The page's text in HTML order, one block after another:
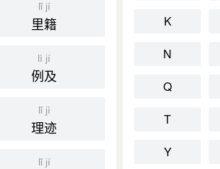
lǐ jí
里籍
lì jí
例及
lǐ jì
理迹
lǐ jí
K
N
Q
T
Y